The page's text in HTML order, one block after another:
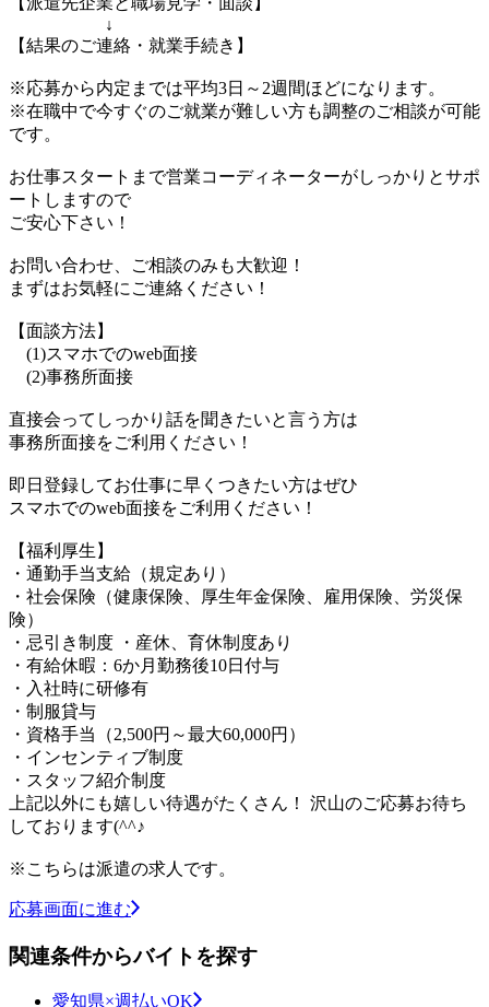
↓
【結果のご連絡・就業手続き】
※応募から内定までは平均3日～2週間ほどになります。
※在職中で今すぐのご就業が難しい方も調整のご相談が可能
です。
お仕事スタートまで営業コーディネーターがしっかりとサポ
ートしますので
ご安心下さい！
お問い合わせ、ご相談のみも大歓迎！
まずはお気軽にご連絡ください！
【面談方法】
(1)スマホでのweb面接
(2)事務所面接
直接会ってしっかり話を聞きたいと言う方は
事務所面接をご利用ください！
即日登録してお仕事に早くつきたい方はぜひ
スマホでのweb面接をご利用ください！
【福利厚生】
・通勤手当支給（規定あり）
・社会保険（健康保険、厚生年金保険、雇用保険、労災保
険）
・忌引き制度 ・産休、育休制度あり
・有給休暇：6か月勤務後10日付与
・入社時に研修有
・制服貸与
・資格手当（2,500円～最大60,000円）
・インセンティブ制度
・スタッフ紹介制度
上記以外にも嬉しい待遇がたくさん！ 沢山のご応募お待ち
しております(^^♪
※こちらは派遣の求人です。
応募画面に進む
関連条件からバイトを探す
愛知県×週払いOK